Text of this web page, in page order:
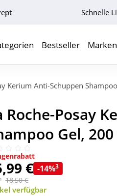
Schnelle
Bestseller Marken
Kerium Anti-Schuppen
Roche-Posay
Gel,
€ -14%3
18,50 €
verfügbar